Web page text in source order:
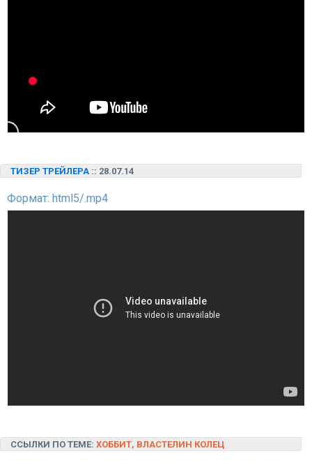
ТИЗЕР ТРЕЙЛЕРА :: 28.07.14
Формат: html5/.mp4
ССЫЛКИ ПО ТЕМЕ: ХОББИТ, ВЛАСТЕЛИН КОЛЕЦ